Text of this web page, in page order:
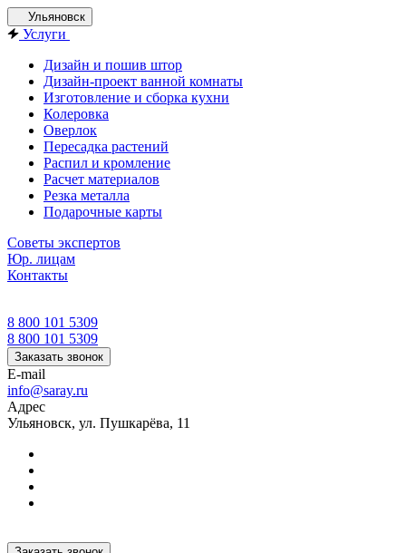
Ульяновск
Услуги
Дизайн и пошив штор
Дизайн-проект ванной комнаты
Изготовление и сборка кухни
Колеровка
Оверлок
Пересадка растений
Распил и кромление
Расчет материалов
Резка металла
Подарочные карты
Советы экспертов
Юр. лицам
Контакты
8 800 101 5309
8 800 101 5309
Заказать звонок
E-mail
info@saray.ru
Адрес
Ульяновск, ул. Пушкарёва, 11